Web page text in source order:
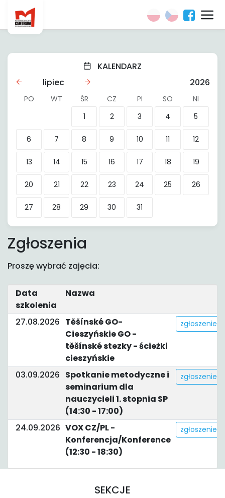
KALENDARZ
lipiec
2026
PO WT ŚR CZ PI SO
NI
1
2 3 4 5
6 7 8 9 10 11 12
13 14 15 16 17 18 19
20 21 22 23 24 25 26
27 28 29 30 31
Zgłoszenia
Proszę wybrać zajęcia:
Data
szkolenia
Nazwa
27.08.2026 Těšínské GO-
Cieszyńskie GO -
těšínské stezky - ścieżki
cieszyńskie
zgłoszenie
03.09.2026 Spotkanie metodyczne i
seminarium dla
nauczycieli 1. stopnia SP
(14:30 - 17:00)
zgłoszenie
24.09.2026 VOX CZ/PL -
Konferencja/Konference
(12:30 - 18:30)
zgłoszenie
SEKCJE